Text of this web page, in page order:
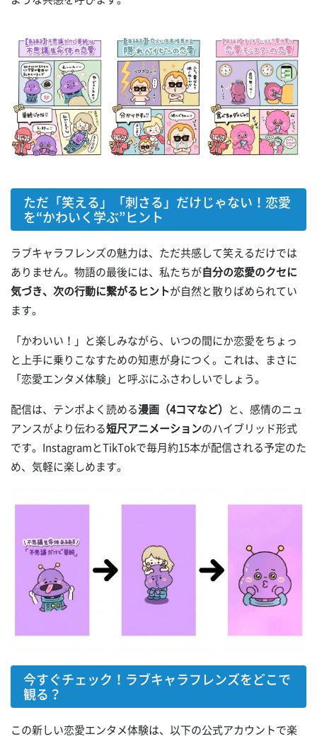
ただ「笑える」「刺さる」だけじゃない！恋愛
を“かわいく学ぶ”ヒント
ラブキャラフレンズの魅力は、ただ共感して笑えるだけでは
ありません。物語の最後には、私たちが自分の恋愛のクセに
気づき、次の行動に繋がるヒントが自然と散りばめられてい
ます。
「かわいい！」と楽しみながら、いつの間にか恋愛をちょっ
と上手に乗りこなすための知恵が身につく。これは、まさに
「恋愛エンタメ体験」と呼ぶにふさわしいでしょう。
配信は、テンポよく読める漫画（4コマなど） と、感情のニュ
アンスがより伝わる短尺アニメーションのハイブリッド形式
です。InstagramとTikTokで毎月約15本が配信される予定のた
め、気軽に楽しめます。
今すぐチェック！ラブキャラフレンズをどこで
観る？
この新しい恋愛エンタメ体験は、以下の公式アカウントで楽